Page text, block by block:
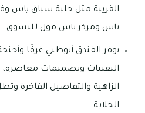
القريبة مثل حلبة سباق ياس
ياس ومركز ياس مول للتسوق.
يوفر الفندق أبوظبي غرفًا
التقنيات وتصميمات معاصرة،
الزاهية والتفاصيل الفاخرة
الخلابة.